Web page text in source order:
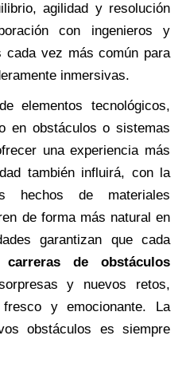
agilidad y resolución
con ingenieros y
cada vez más común para
inmersivas.
elementos tecnológicos,
en obstáculos o sistemas
una experiencia más
también influirá, con la
hechos de materiales
de forma más natural en
garantizan que cada
carreras de obstáculos
y nuevos retos,
y emocionante. La
obstáculos es siempre